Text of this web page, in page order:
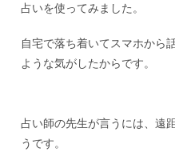
占いを使ってみました。
自宅で落ち着いてスマホから
ような気がしたからです。
占い師の先生が言うには、遠
うです。